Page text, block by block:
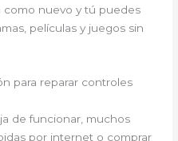
como nuevo y tú puedes
películas y juegos sin
para reparar controles
de funcionar, muchos
por internet o comprar